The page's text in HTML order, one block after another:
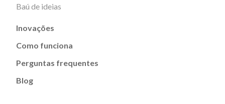
Baú de ideias
Inovações
Como funciona
Perguntas frequentes
Blog